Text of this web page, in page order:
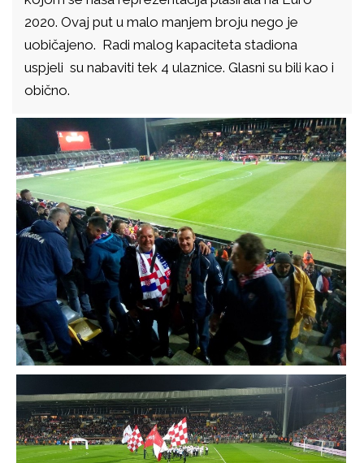
2020. Ovaj put u malo manjem broju nego je
uobičajeno. Radi malog kapaciteta stadiona
uspjeli su nabaviti tek 4 ulaznice. Glasni su bili kao i
obično.